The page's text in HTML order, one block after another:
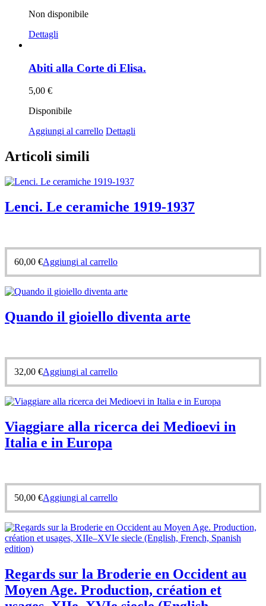
Non disponibile
Dettagli
Abiti alla Corte di Elisa.
5,00 €
Disponibile
Aggiungi al carrello Dettagli
Articoli simili
Lenci. Le ceramiche 1919-1937
60,00 €Aggiungi al carrello
Quando il gioiello diventa arte
32,00 €Aggiungi al carrello
Viaggiare alla ricerca dei Medioevi in
Italia e in Europa
50,00 €Aggiungi al carrello
Regards sur la Broderie en Occident au
Moyen Age. Production, création et